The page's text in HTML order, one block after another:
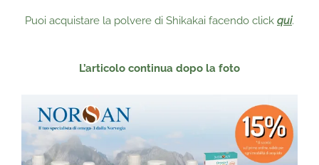
Puoi acquistare la polvere di Shikakai facendo click qui.
L’articolo continua dopo la foto